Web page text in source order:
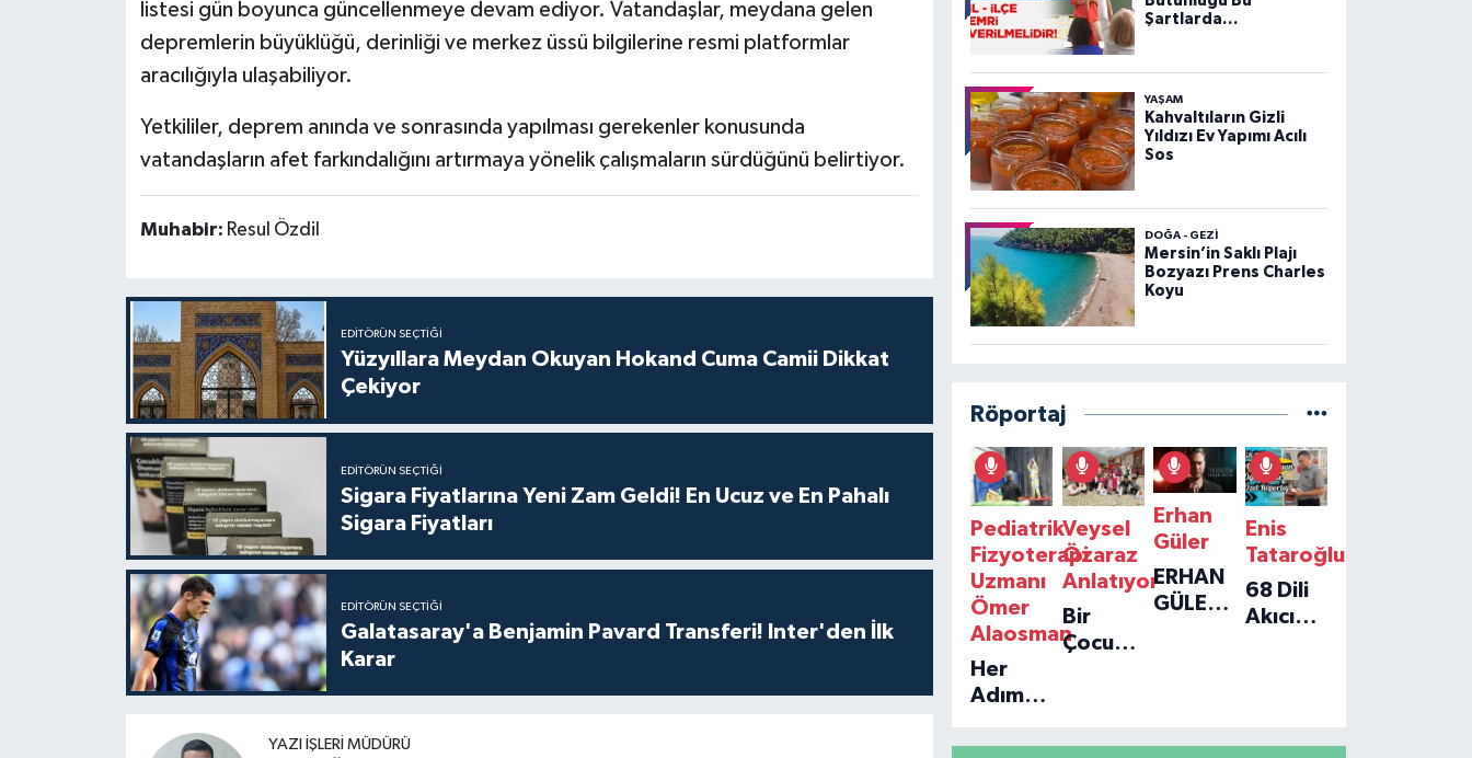
listesi gün boyunca güncellenmeye devam ediyor. Vatandaşlar, meydana gelen
depremlerin büyüklüğü, derinliği ve merkez üssü bilgilerine resmi platformlar
aracılığıyla ulaşabiliyor.
Yetkililer, deprem anında ve sonrasında yapılması gerekenler konusunda
vatandaşların afet farkındalığını artırmaya yönelik çalışmaların sürdüğünü belirtiyor.
Muhabir: Resul Özdil
EDITÖRÜN SEÇTIĞI
Yüzyıllara Meydan Okuyan Hokand Cuma Camii Dikkat
Çekiyor
EDITÖRÜN SEÇTIĞI
Sigara Fiyatlarına Yeni Zam Geldi! En Ucuz ve En Pahalı
Sigara Fiyatları
EDITÖRÜN SEÇTIĞI
Galatasaray'a Benjamin Pavard Transferi! Inter'den İlk
Karar
YAZI İŞLERI MÜDÜRÜ
Şartlarda
YAŞAM
Kahvaltıların Gizli
Yıldızı Ev Yapımı Acılı
Sos
DOĞA - GEZI
Mersin’in Saklı Plajı
Bozyazı Prens Charles
Koyu
Röportaj
Pediatrik
Fizyoterapi
Uzmanı
Ömer
Alaosman
Her
Adım
Umut:
Veysel
Özaraz
Anlatıyor
Bir
Çocuğun
Yolculuğu
Erhan
Güler
ERHAN
GÜLER'IN
Enis
Tataroğlu
68 Dili
Akıcı